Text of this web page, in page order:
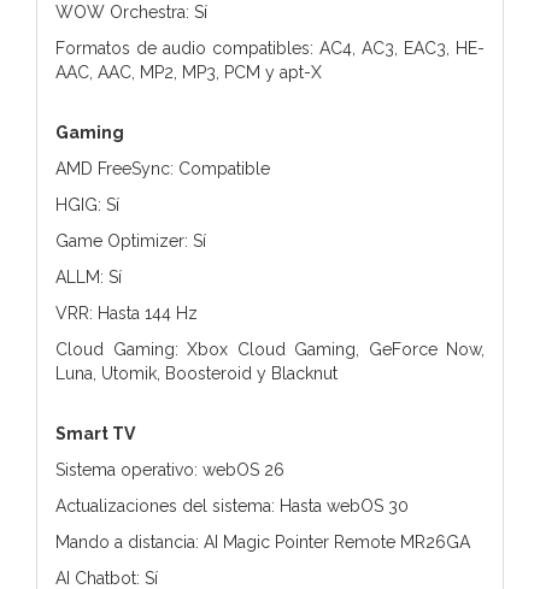
WOW Orchestra: Sí
Formatos de audio compatibles: AC4, AC3, EAC3, HE-
AAC, AAC, MP2, MP3, PCM y apt-X
Gaming
AMD FreeSync: Compatible
HGIG: Sí
Game Optimizer: Sí
ALLM: Sí
VRR: Hasta 144 Hz
Cloud Gaming: Xbox Cloud Gaming, GeForce Now,
Luna, Utomik, Boosteroid y Blacknut
Smart TV
Sistema operativo: webOS 26
Actualizaciones del sistema: Hasta webOS 30
Mando a distancia: AI Magic Pointer Remote MR26GA
AI Chatbot: Sí